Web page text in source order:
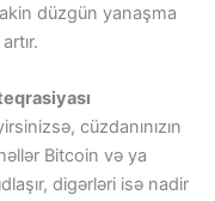
düzgün yanaşma
cüzdanınızın
Bitcoin və ya
digərləri isə nadir